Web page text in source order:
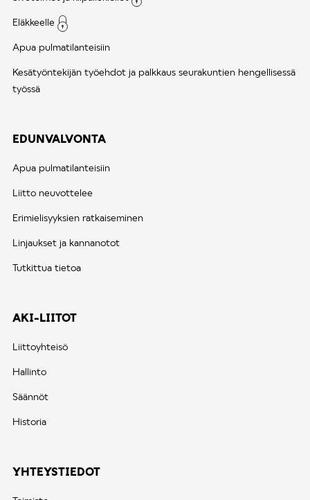
Eläkkeelle
Apua pulmatilanteisiin
Kesätyöntekijän työehdot ja palkkaus seurakuntien hengellisessä
työssä
EDUNVALVONTA
Apua pulmatilanteisiin
Liitto neuvottelee
Erimielisyyksien ratkaiseminen
Linjaukset ja kannanotot
Tutkittua tietoa
AKI-LIITOT
Liittoyhteisö
Hallinto
Säännöt
Historia
YHTEYSTIEDOT